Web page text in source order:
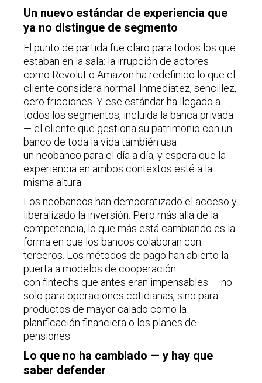
Un nuevo estándar de experiencia que
ya no distingue de segmento
El punto de partida fue claro para todos los que
estaban en la sala: la irrupción de actores
como Revolut o Amazon ha redefinido lo que el
cliente considera normal. Inmediatez, sencillez,
cero fricciones. Y ese estándar ha llegado a
todos los segmentos, incluida la banca privada
— el cliente que gestiona su patrimonio con un
banco de toda la vida también usa
un neobanco para el día a día, y espera que la
experiencia en ambos contextos esté a la
misma altura.
Los neobancos han democratizado el acceso y
liberalizado la inversión. Pero más allá de la
competencia, lo que más está cambiando es la
forma en que los bancos colaboran con
terceros. Los métodos de pago han abierto la
puerta a modelos de cooperación
con fintechs que antes eran impensables — no
solo para operaciones cotidianas, sino para
productos de mayor calado como la
planificación financiera o los planes de
pensiones.
Lo que no ha cambiado — y hay que
saber defender